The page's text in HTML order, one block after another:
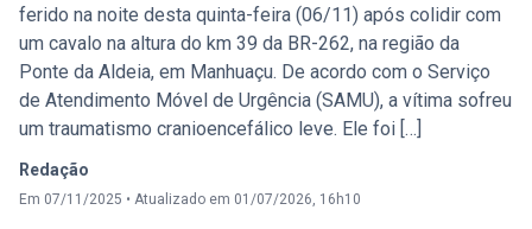
ferido na noite desta quinta-feira (06/11) após colidir com
um cavalo na altura do km 39 da BR-262, na região da
Ponte da Aldeia, em Manhuaçu. De acordo com o Serviço
de Atendimento Móvel de Urgência (SAMU), a vítima sofreu
um traumatismo cranioencefálico leve. Ele foi […]
Redação
Em 07/11/2025 • Atualizado em 01/07/2026, 16h10